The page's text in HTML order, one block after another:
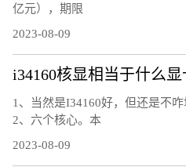
亿元），期限
2023-08-09
i34160核显相当于什么显
1、当然是I34160好，但还是不
2、六个核心。本
2023-08-09